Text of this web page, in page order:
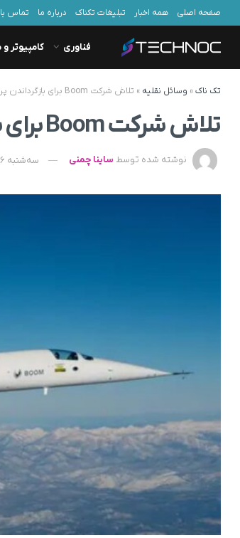
صفحه اصلی همه اخبار تبلیغات تکناک درباره ما تماس
فناوری کامپیوتر و
تک ناک» وسائل نقلیه » تلاش شرکت Boom برای بازگرداندن پروازهای مافوق صوت غیرنظامی
تلاش شرکت Boom برای بازگرداندن پروازهای مافوق صوت غیرنظامی
نوشته شده توسط ساینا چمنی سه‌شنبه 6 آذر 1403 - 15:15